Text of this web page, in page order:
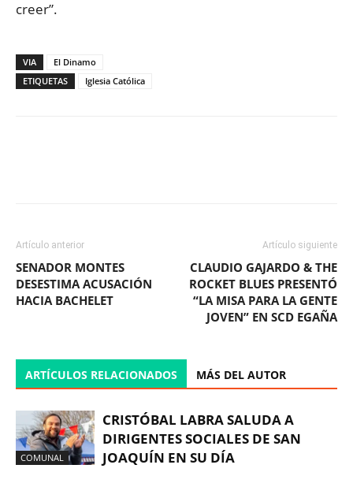
creer”.
VIA
El Dinamo
ETIQUETAS
Iglesia Católica
Artículo anterior
SENADOR MONTES
DESESTIMA ACUSACIÓN
HACIA BACHELET
Artículo siguiente
CLAUDIO GAJARDO & THE
ROCKET BLUES PRESENTÓ
“LA MISA PARA LA GENTE
JOVEN” EN SCD EGAÑA
ARTÍCULOS RELACIONADOS MÁS DEL AUTOR
COMUNAL
CRISTÓBAL LABRA SALUDA A
DIRIGENTES SOCIALES DE SAN
JOAQUÍN EN SU DÍA